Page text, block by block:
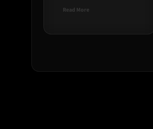
Read MoreRead
Jucatorii
antrenat